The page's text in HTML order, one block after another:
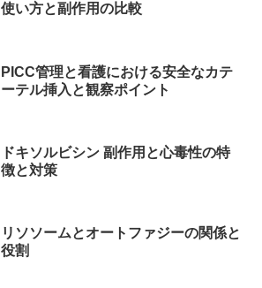
使い方と副作用の比較
PICC管理と看護における安全なカテ
ーテル挿入と観察ポイント
ドキソルビシン 副作用と心毒性の特
徴と対策
リソソームとオートファジーの関係と
役割